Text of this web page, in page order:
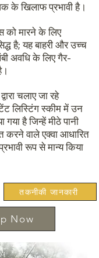
के खिलाफ प्रभावी है।
को मारने के लिए
है; यह बाहरी और उच्च
अवधि के लिए गैर-
चलाए जा रहे
लिस्टिंग स्कीम में उन
गया है जिन्हें मीठे पानी
करने वाले एक्वा आधारित
रूप से मान्य किया
तकनीकी जानकारी
Now